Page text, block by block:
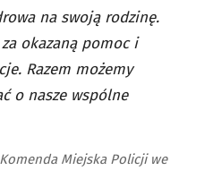
na swoją rodzinę.
okazaną pomoc i
Razem możemy
o nasze wspólne
Miejska Policji we